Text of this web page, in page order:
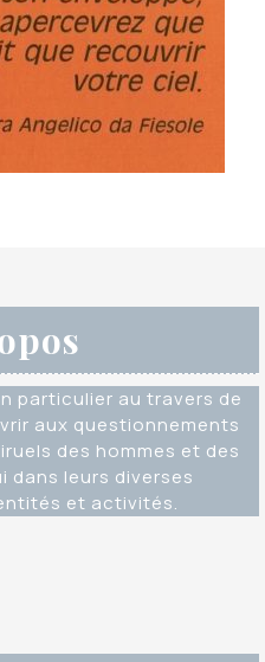
particulier au travers de
aux questionnements
des hommes et des
dans leurs diverses
et activités.